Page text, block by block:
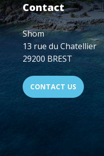
Contact
Shom
13 rue du Chatellier
29200 BREST
CONTACT US